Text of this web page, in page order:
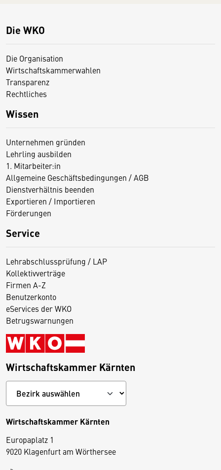
Die WKO
Die Organisation
Wirtschaftskammerwahlen
Transparenz
Rechtliches
Wissen
Unternehmen gründen
Lehrling ausbilden
1. Mitarbeiter:in
Allgemeine Geschäftsbedingungen / AGB
Dienstverhältnis beenden
Exportieren / Importieren
Förderungen
Service
Lehrabschlussprüfung / LAP
Kollektivverträge
Firmen A-Z
Benutzerkonto
eServices der WKO
Betrugswarnungen
Wirtschaftskammer Kärnten
Wirtschaftskammer Kärnten
Europaplatz 1
9020 Klagenfurt am Wörthersee